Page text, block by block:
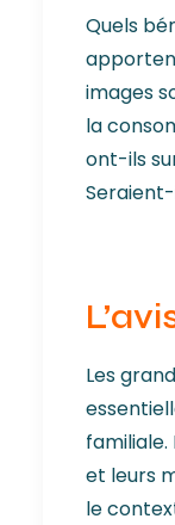
Quels
images
la
ont-ils
Les
familiale.
et leurs
le